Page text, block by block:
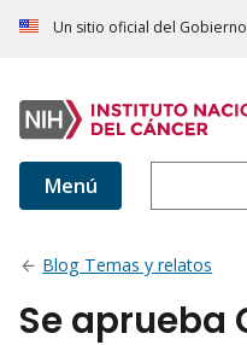
Un sitio oficial del
Menú
Blog Temas y relatos
Se aprueba